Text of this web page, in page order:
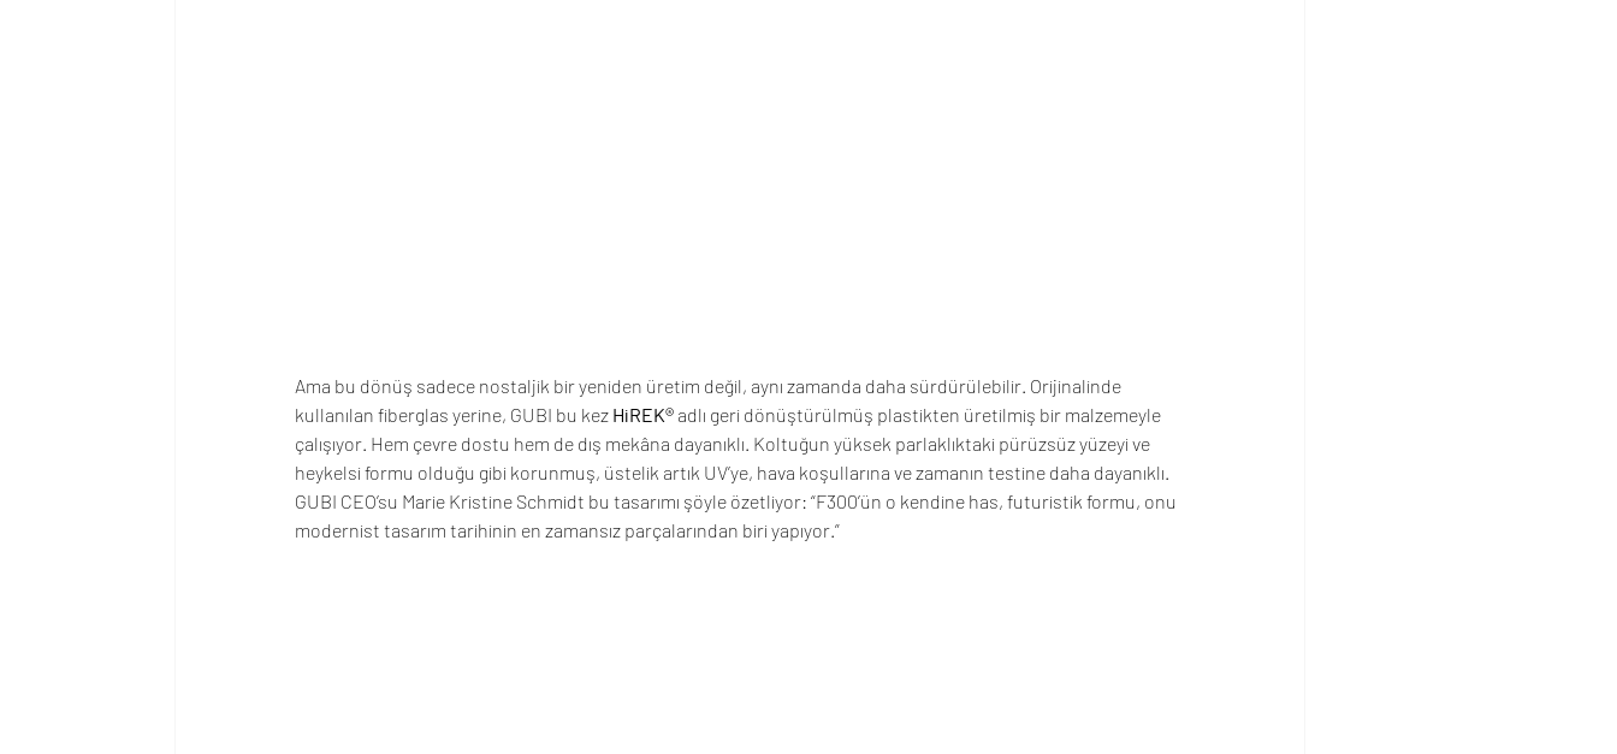
Ama bu dönüş sadece nostaljik bir yeniden üretim değil, aynı zamanda daha sürdürülebilir. Orijinalinde
kullanılan fiberglas yerine, GUBI bu kez HiREK® adlı geri dönüştürülmüş plastikten üretilmiş bir malzemeyle
çalışıyor. Hem çevre dostu hem de dış mekâna dayanıklı. Koltuğun yüksek parlaklıktaki pürüzsüz yüzeyi ve
heykelsi formu olduğu gibi korunmuş, üstelik artık UV’ye, hava koşullarına ve zamanın testine daha dayanıklı.
GUBI CEO’su Marie Kristine Schmidt bu tasarımı şöyle özetliyor: “F300’ün o kendine has, futuristik formu, onu
modernist tasarım tarihinin en zamansız parçalarından biri yapıyor.”